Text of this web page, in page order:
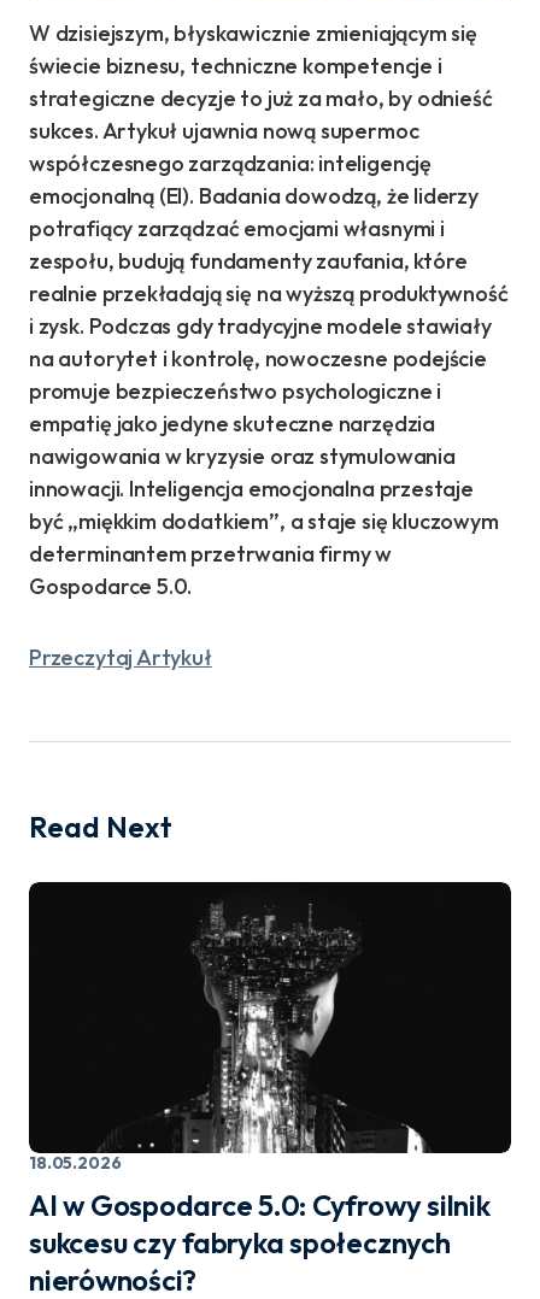
W dzisiejszym, błyskawicznie zmieniającym się
świecie biznesu, techniczne kompetencje i
strategiczne decyzje to już za mało, by odnieść
sukces. Artykuł ujawnia nową supermoc
współczesnego zarządzania: inteligencję
emocjonalną (EI). Badania dowodzą, że liderzy
potrafiący zarządzać emocjami własnymi i
zespołu, budują fundamenty zaufania, które
realnie przekładają się na wyższą produktywność
i zysk. Podczas gdy tradycyjne modele stawiały
na autorytet i kontrolę, nowoczesne podejście
promuje bezpieczeństwo psychologiczne i
empatię jako jedyne skuteczne narzędzia
nawigowania w kryzysie oraz stymulowania
innowacji. Inteligencja emocjonalna przestaje
być „miękkim dodatkiem”, a staje się kluczowym
determinantem przetrwania firmy w
Gospodarce 5.0.
Przeczytaj Artykuł
Read Next
18.05.2026
AI w Gospodarce 5.0: Cyfrowy silnik
sukcesu czy fabryka społecznych
nierówności?